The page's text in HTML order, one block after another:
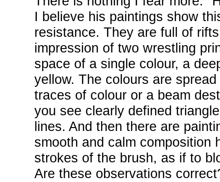
I believe his paintings show
resistance. They are full of
impression of two wrestling
space of a single colour, a
yellow. The colours are
traces of colour or a beam
you see clearly defined
lines. And then there are
smooth and calm composition
strokes of the brush, as if to
Are these observations